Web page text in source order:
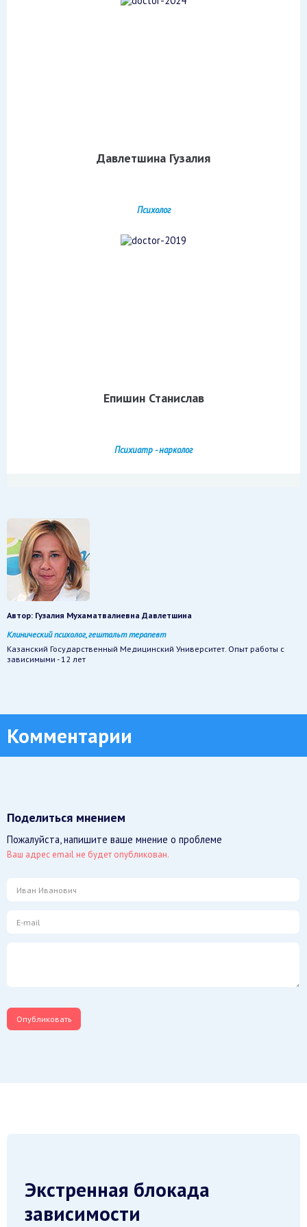
Давлетшина Гузалия
Психолог
Епишин Станислав
Психиатр - нарколог
Автор: Гузалия Мухаматвалиевна Давлетшина
Клинический психолог, гештальт терапевт
Казанский Государственный Медицинский Университет. Опыт работы с
зависимыми - 12 лет
Комментарии
Поделиться мнением
Пожалуйста, напишите ваше мнение о проблеме
Ваш адрес email не будет опубликован.
Экстренная блокада
зависимости